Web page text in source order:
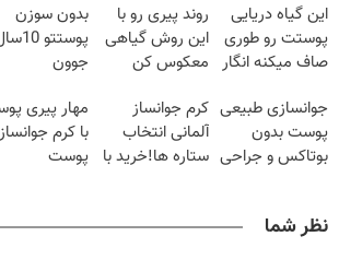
این گیاه دریایی
پوستت رو طوری
صاف میکنه انگار
شدی🔥
روند پیری رو با
این روش گیاهی
معکوس کن
بدون سوزن
پوستتو
جوون
پاییزی
جوانسازی طبیعی
پوست بدون
بوتاکس و جراحی
کرم جوانساز
آلمانی انتخاب
ستاره ها!خرید با
مهار پیری
با کرم جوانساز
پوست
نظر شما